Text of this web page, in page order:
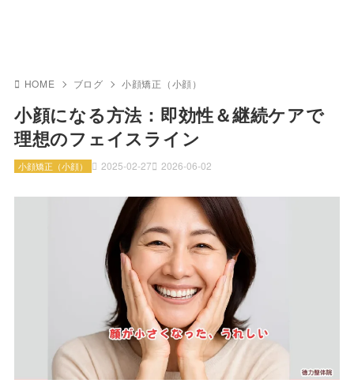
HOME ブログ 小顔矯正（小顔）
小顔になる方法：即効性＆継続ケアで
理想のフェイスライン
2025-02-27 2026-06-02
小顔矯正（小顔）